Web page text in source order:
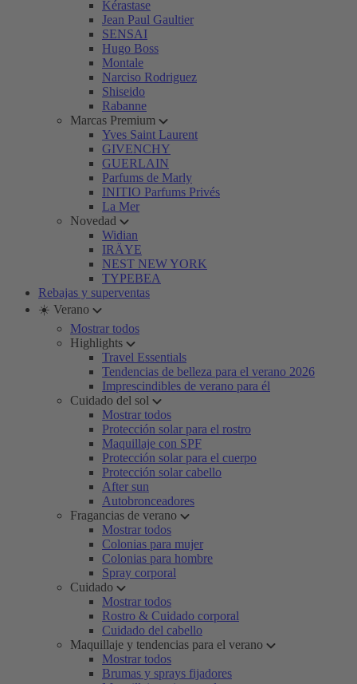
Kérastase
Jean Paul Gaultier
SENSAI
Hugo Boss
Montale
Narciso Rodriguez
Shiseido
Rabanne
Marcas Premium
Yves Saint Laurent
GIVENCHY
GUERLAIN
Parfums de Marly
INITIO Parfums Privés
La Mer
Novedad
Widian
IRÄYE
NEST NEW YORK
TYPEBEA
Rebajas y superventas
☀️ Verano
Mostrar todos
Highlights
Travel Essentials
Tendencias de belleza para el verano 2026
Imprescindibles de verano para él
Cuidado del sol
Mostrar todos
Protección solar para el rostro
Maquillaje con SPF
Protección solar para el cuerpo
Protección solar cabello
After sun
Autobronceadores
Fragancias de verano
Mostrar todos
Colonias para mujer
Colonias para hombre
Spray corporal
Cuidado
Mostrar todos
Rostro & Cuidado corporal
Cuidado del cabello
Maquillaje y tendencias para el verano
Mostrar todos
Brumas y sprays fijadores